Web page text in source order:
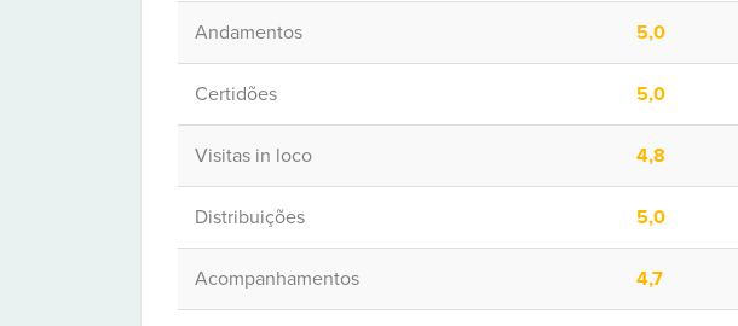
Andamentos 5,0
Certidões 5,0
Visitas in loco 4,8
Distribuições 5,0
Acompanhamentos 4,7